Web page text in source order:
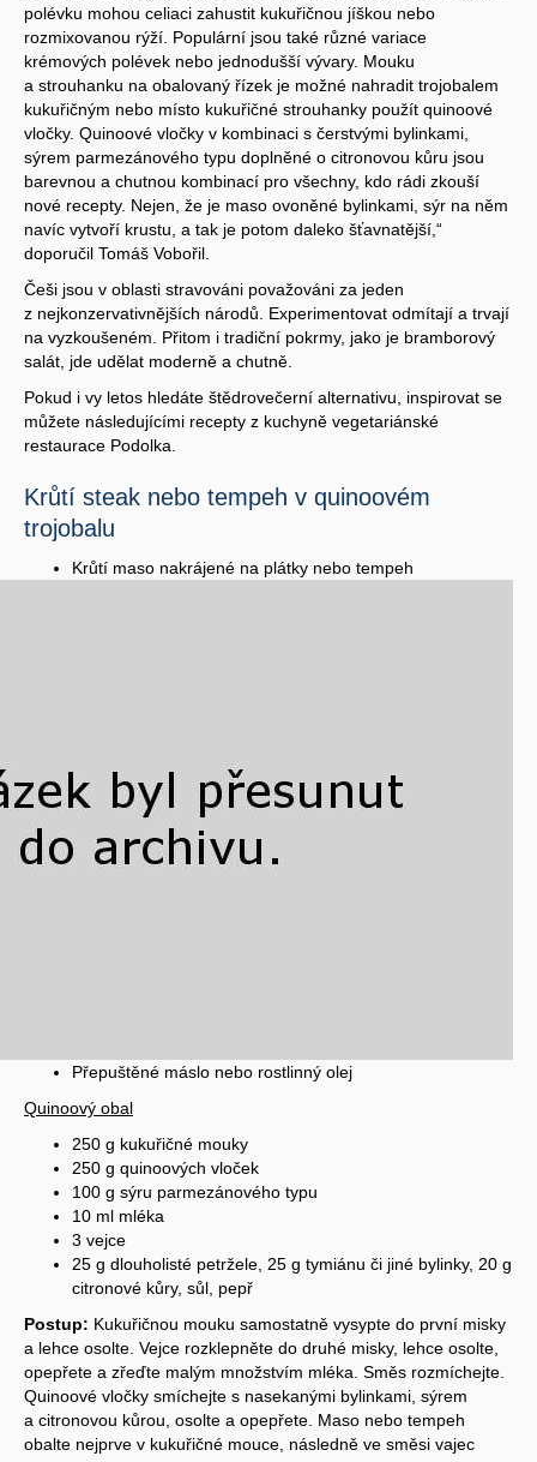
polévku mohou celiaci zahustit kukuřičnou jíškou nebo
rozmixovanou rýží. Populární jsou také různé variace
krémových polévek nebo jednodušší vývary. Mouku
a strouhanku na obalovaný řízek je možné nahradit trojobalem
kukuřičným nebo místo kukuřičné strouhanky použít quinoové
vločky. Quinoové vločky v kombinaci s čerstvými bylinkami,
sýrem parmezánového typu doplněné o citronovou kůru jsou
barevnou a chutnou kombinací pro všechny, kdo rádi zkouší
nové recepty. Nejen, že je maso ovoněné bylinkami, sýr na něm
navíc vytvoří krustu, a tak je potom daleko šťavnatější,“
doporučil Tomáš Vobořil.
Češi jsou v oblasti stravováni považováni za jeden
z nejkonzervativnějších národů. Experimentovat odmítají a trvají
na vyzkoušeném. Přitom i tradiční pokrmy, jako je bramborový
salát, jde udělat moderně a chutně.
Pokud i vy letos hledáte štědrovečerní alternativu, inspirovat se
můžete následujícími recepty z kuchyně vegetariánské
restaurace Podolka.
Krůtí steak nebo tempeh v quinoovém
trojobalu
Krůtí maso nakrájené na plátky nebo tempeh
Přepuštěné máslo nebo rostlinný olej
Quinoový obal
250 g kukuřičné mouky
250 g quinoových vloček
100 g sýru parmezánového typu
10 ml mléka
3 vejce
25 g dlouholisté petržele, 25 g tymiánu či jiné bylinky, 20 g
citronové kůry, sůl, pepř
Postup: Kukuřičnou mouku samostatně vysypte do první misky
a lehce osolte. Vejce rozklepněte do druhé misky, lehce osolte,
opepřete a zřeďte malým množstvím mléka. Směs rozmíchejte.
Quinoové vločky smíchejte s nasekanými bylinkami, sýrem
a citronovou kůrou, osolte a opepřete. Maso nebo tempeh
obalte nejprve v kukuřičné mouce, následně ve směsi vajec